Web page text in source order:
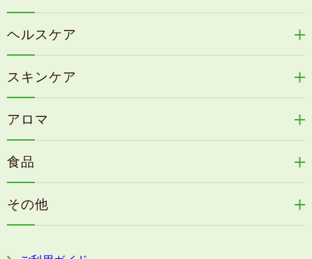
冷感育毛エッセンス
リリィジュミスト
リリィジュサプリ
毛歓
ヘアケアその他
ヘルスケア
天の葉健康緑茶
カイアポシリーズ
速感伝統香醋
古家のにんにく
目の疲労感・首肩に感じる負担緩和サプリ
スキンケア
うる肌箋
フェミールホワイトNKB
アロマ
浦上式アロマシリーズ
色彩マスク
食品
その他